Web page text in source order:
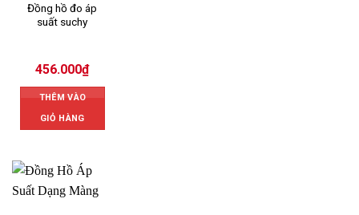
Đồng hồ đo áp
suất suchy
456.000₫
THÊM VÀO
GIỎ HÀNG